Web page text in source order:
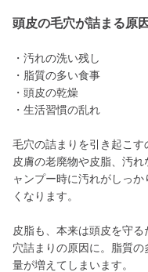
頭皮の毛穴が詰まる原
・汚れの洗い残し
・脂質の多い食事
・頭皮の乾燥
・生活習慣の乱れ
毛穴の詰まりを引き起こす
皮膚の老廃物や皮脂、汚
ャンプー時に汚れがしっ
くなります。
皮脂も、本来は頭皮を守
穴詰まりの原因に。脂質
量が増えてしまいます。